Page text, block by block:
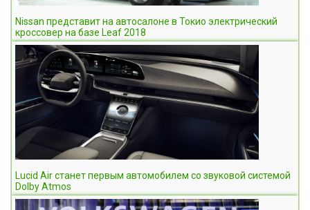
Nissan представит на автосалоне в Токио электрический
кроссовер на базе Leaf 2018
Lucid Air станет первым автомобилем со звуковой системой
Dolby Atmos